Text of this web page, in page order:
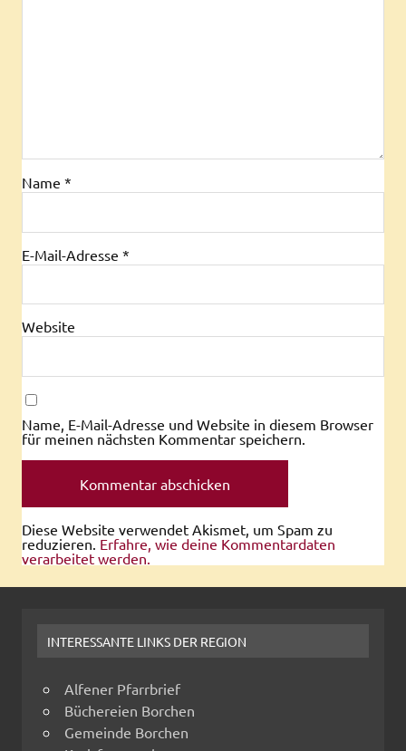
Name *
E-Mail-Adresse *
Website
Name, E-Mail-Adresse und Website in diesem Browser
für meinen nächsten Kommentar speichern.
Diese Website verwendet Akismet, um Spam zu
reduzieren. Erfahre, wie deine Kommentardaten
verarbeitet werden.
INTERESSANTE LINKS DER REGION
Alfener Pfarrbrief
Büchereien Borchen
Gemeinde Borchen